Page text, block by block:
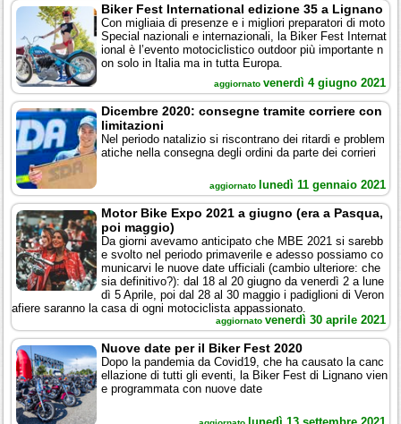
Biker Fest International edizione 35 a Lignano
Con migliaia di presenze e i migliori preparatori di moto
Special nazionali e internazionali, la Biker Fest Internat
ional è l’evento motociclistico outdoor più importante n
on solo in Italia ma in tutta Europa.
aggiornato venerdì 4 giugno 2021
Dicembre 2020: consegne tramite corriere con
limitazioni
Nel periodo natalizio si riscontrano dei ritardi e problem
atiche nella consegna degli ordini da parte dei corrieri
aggiornato lunedì 11 gennaio 2021
Motor Bike Expo 2021 a giugno (era a Pasqua,
poi maggio)
Da giorni avevamo anticipato che MBE 2021 si sarebb
e svolto nel periodo primaverile e adesso possiamo co
municarvi le nuove date ufficiali (cambio ulteriore: che
sia definitivo?): dal 18 al 20 giugno da venerdì 2 a lune
dì 5 Aprile, poi dal 28 al 30 maggio i padiglioni di Veron
afiere saranno la casa di ogni motociclista appassionato.
aggiornato venerdì 30 aprile 2021
Nuove date per il Biker Fest 2020
Dopo la pandemia da Covid19, che ha causato la canc
ellazione di tutti gli eventi, la Biker Fest di Lignano vien
e programmata con nuove date